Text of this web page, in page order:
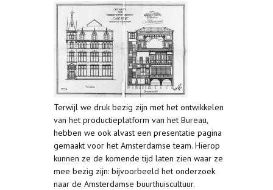
Terwijl we druk bezig zijn met het ontwikkelen
van het productieplatform van het Bureau,
hebben we ook alvast een presentatie pagina
gemaakt voor het Amsterdamse team. Hierop
kunnen ze de komende tijd laten zien waar ze
mee bezig zijn: bijvoorbeeld het onderzoek
naar de Amsterdamse buurthuiscultuur.